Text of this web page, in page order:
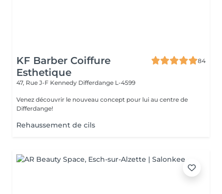
KF Barber Coiffure
Esthetique
84
47, Rue J-F Kennedy Differdange L-4599
Venez découvrir le nouveau concept pour lui au centre de
Differdange!
Rehaussement de cils